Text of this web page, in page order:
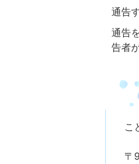
通告
通告
告者
こ
〒